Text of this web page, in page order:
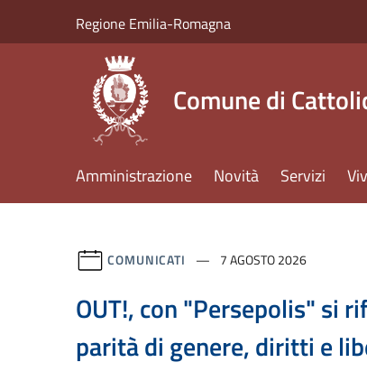
Regione Emilia-Romagna
Comune di
Amministrazione Novità Servizi
COMUNICATI 7 AGOSTO 2026
OUT!, con "Persepolis" si
parità di genere, diritti e